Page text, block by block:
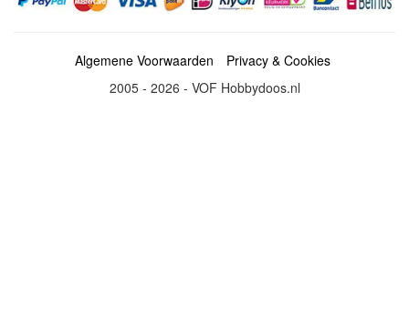
Algemene Voorwaarden
Privacy & Cookies
2005 - 2026 - VOF Hobbydoos.nl